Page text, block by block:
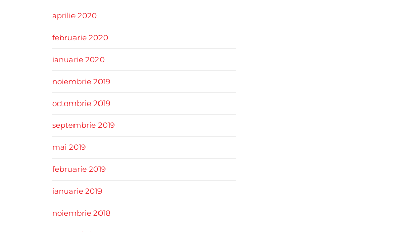
aprilie 2020
februarie 2020
ianuarie 2020
noiembrie 2019
octombrie 2019
septembrie 2019
mai 2019
februarie 2019
ianuarie 2019
noiembrie 2018